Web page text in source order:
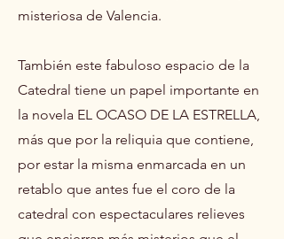
misteriosa de Valencia.
También este fabuloso espacio de la
Catedral tiene un papel importante en
la novela EL OCASO DE LA ESTRELLA,
más que por la reliquia que contiene,
por estar la misma enmarcada en un
retablo que antes fue el coro de la
catedral con espectaculares relieves